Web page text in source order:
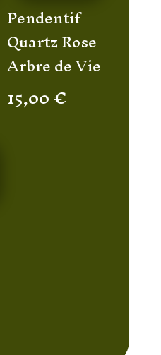
Pendentif
Quartz Rose
Arbre de Vie
15,00€